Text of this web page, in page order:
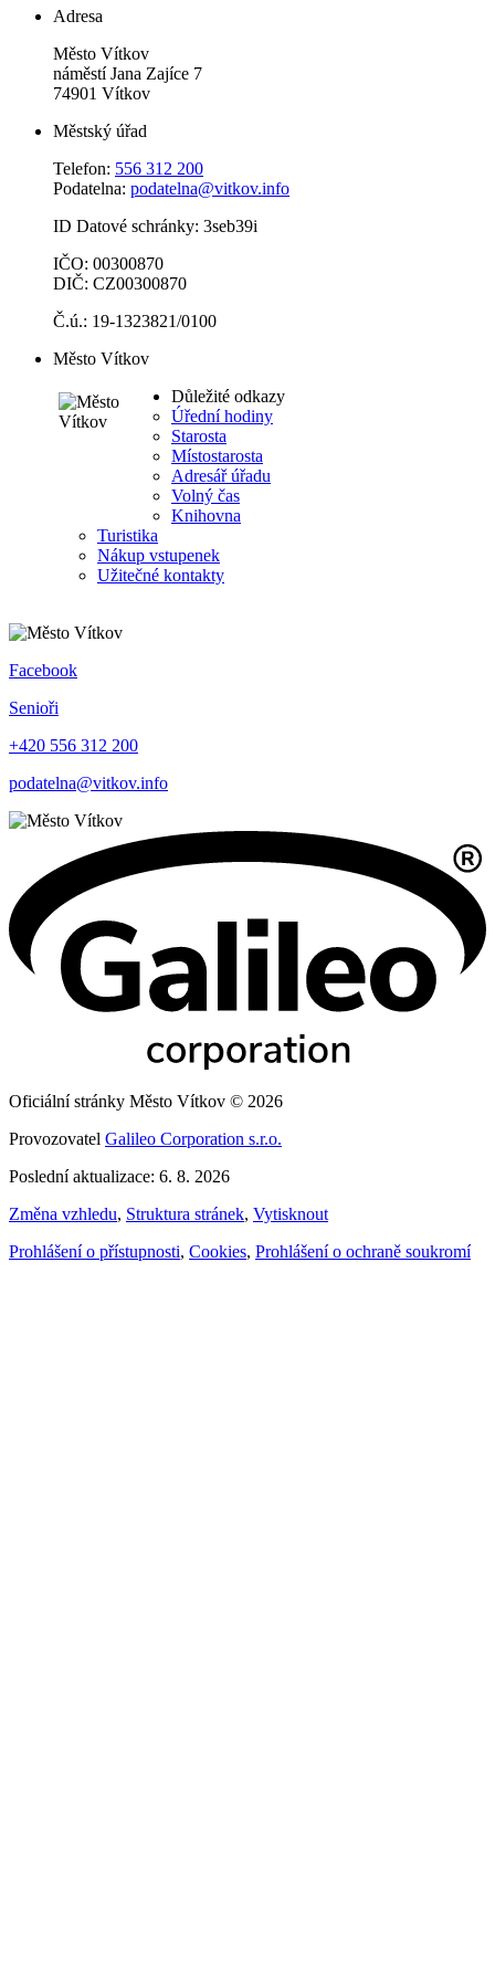
Adresa
Město Vítkov
náměstí Jana Zajíce 7
74901 Vítkov
Městský úřad
Telefon: 556 312 200
Podatelna: podatelna@vitkov.info
ID Datové schránky: 3seb39i
IČO: 00300870
DIČ: CZ00300870
Č.ú.: 19-1323821/0100
Město Vítkov
Důležité odkazy
Úřední hodiny
Starosta
Místostarosta
Adresář úřadu
Volný čas
Knihovna
Turistika
Nákup vstupenek
Užitečné kontakty
Facebook
Senioři
+420 556 312 200
podatelna@vitkov.info
Oficiální stránky Město Vítkov © 2026
Provozovatel Galileo Corporation s.r.o.
Poslední aktualizace: 6. 8. 2026
Změna vzhledu, Struktura stránek, Vytisknout
Prohlášení o přístupnosti, Cookies, Prohlášení o ochraně soukromí